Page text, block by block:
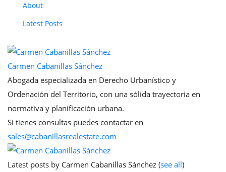
About
Latest Posts
Carmen Cabanillas Sánchez
Abogada especializada en Derecho Urbanístico y
Ordenación del Territorio, con una sólida trayectoria en
normativa y planificación urbana.
Si tienes consultas puedes contactar en
sales@cabanillasrealestate.com
Latest posts by Carmen Cabanillas Sánchez (see all)